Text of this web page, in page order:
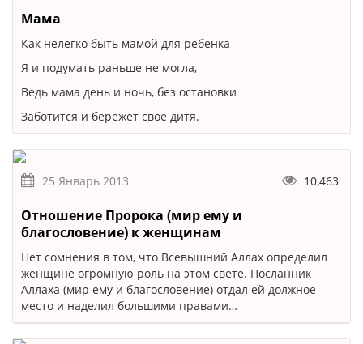
Мама
Как нелегко быть мамой для ребёнка –
Я и подумать раньше не могла,
Ведь мама день и ночь, без остановки
Заботится и бережёт своё дитя.
25 Январь 2013 10,463
Отношение Пророка (мир ему и
благословение) к женщинам
Нет сомнения в том, что Всевышний Аллах определил
женщине огромную роль на этом свете. Посланник
Аллаха (мир ему и благословение) отдал ей должное
место и наделил большими правами…